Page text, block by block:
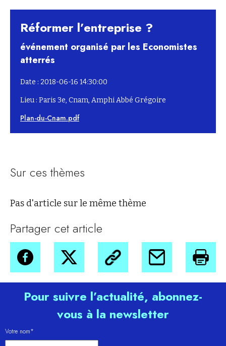
Réformer l’entreprise ?
événement organisé par les Economistes
atterrés
Date : 2018-06-16 14:30:00
Lieu : Paris 3e, Cnam, Amphi Abbé Grégoire
Plan-du-Cnam.pdf
Sur ces thèmes
Pas d'article sur le même thème
Partager cet article
Pour suivre l’actualité, abonnez-
vous à la newsletter
Votre nom*